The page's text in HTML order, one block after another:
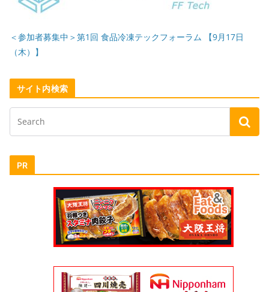
＜参加者募集中＞第1回 食品冷凍テックフォーラム 【9月17日
（木）】
サイト内検索
PR